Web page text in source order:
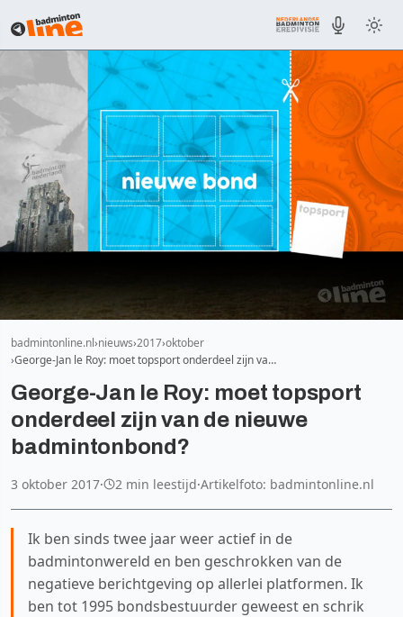
badmintonline.nl nieuws 2017 oktober
George-Jan le Roy: moet topsport onderdeel zijn va…
George-Jan le Roy: moet topsport
onderdeel zijn van de nieuwe
badmintonbond?
3 oktober 2017· 2 min leestijd·Artikelfoto: badmintonline.nl
Ik ben sinds twee jaar weer actief in de
badmintonwereld en ben geschrokken van de
negatieve berichtgeving op allerlei platformen. Ik
ben tot 1995 bondsbestuurder geweest en schrik